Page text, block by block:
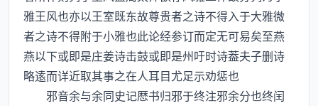
雅王风也亦以王室既东故尊贵者之诗不得入于大雅微
者之诗不得附于小雅也此论经参订而定无可易矣至燕
燕以下或即是庄姜诗击鼓或即是州吁时诗葢夫子删诗
略逺而详近取其事之在人耳目尤足示劝惩也
邪音余与余同史记厯书归邪于终注邪余分也终闰